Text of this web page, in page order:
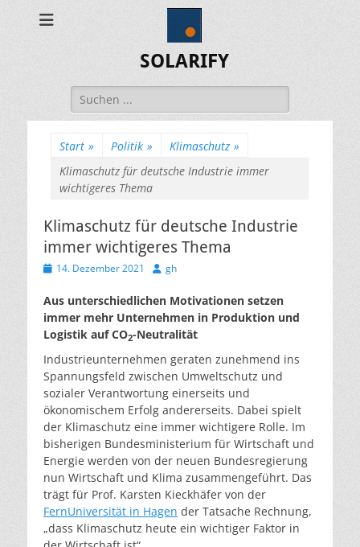
SOLARIFY
Suchen
nach:
Start » Politik » Klimaschutz »
Klimaschutz für deutsche Industrie immer
wichtigeres Thema
Klimaschutz für deutsche Industrie
immer wichtigeres Thema
Veröffentlicht
14. Dezember 2021 Autor
gh
Aus unterschiedlichen Motivationen setzen
immer mehr Unternehmen in Produktion und
Logistik auf CO2-Neutralität
Industrieunternehmen geraten zunehmend ins
Spannungsfeld zwischen Umweltschutz und
sozialer Verantwortung einerseits und
ökonomischem Erfolg andererseits. Dabei spielt
der Klimaschutz eine immer wichtigere Rolle. Im
bisherigen Bundesministerium für Wirtschaft und
Energie werden von der neuen Bundesregierung
nun Wirtschaft und Klima zusammengeführt. Das
trägt für Prof. Karsten Kieckhäfer von der
FernUniversität in Hagen der Tatsache Rechnung,
„dass Klimaschutz heute ein wichtiger Faktor in